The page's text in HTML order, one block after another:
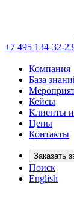
+7 495 134-32-23
Компания
База
Кейсы
Клиенты
Цены
Контакты
Заказать
Поиск
English